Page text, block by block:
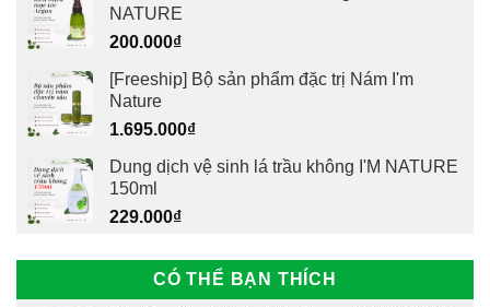
NATURE
200.000₫
[Freeship] Bộ sản phẩm đặc trị Nám I'm
Nature
1.695.000₫
Dung dịch vệ sinh lá trầu không I'M NATURE
150ml
229.000₫
CÓ THỂ BẠN THÍCH